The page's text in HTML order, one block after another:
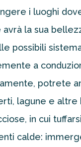
i luoghi
la sua
possibili
a
potrete
lagune e
in cui
calde: